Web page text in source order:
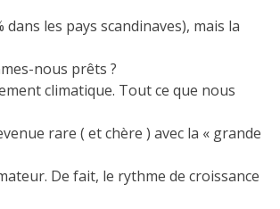
les pays scandinaves), mais la
nous prêts ?
climatique. Tout ce que nous
rare ( et chère ) avec la « grande
De fait, le rythme de croissance